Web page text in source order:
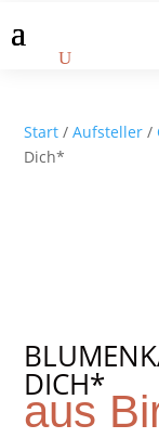
Start /Aufsteller /
Dich*
DICH*
aus